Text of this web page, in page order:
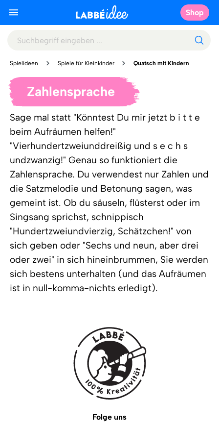
Shop
Spielideen Spiele für Kleinkinder Quatsch mit Kindern
Zahlensprache
Sage mal statt "Könntest Du mir jetzt b i t t e
beim Aufräumen helfen!"
"Vierhundertzweiunddreißig und s e c h s
undzwanzig!" Genau so funktioniert die
Zahlensprache. Du verwendest nur Zahlen und
die Satzmelodie und Betonung sagen, was
gemeint ist. Ob du säuseln, flüsterst oder im
Singsang sprichst, schnippisch
"Hundertzweiundvierzig, Schätzchen!" von
sich geben oder "Sechs und neun, aber drei
oder zwei" in sich hineinbrummen, Sie werden
sich bestens unterhalten (und das Aufräumen
ist in null-komma-nichts erledigt).
Folge uns